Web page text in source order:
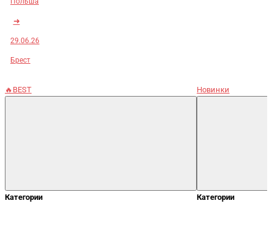
➜
29.06.26
Брест
🔥BEST
Категории
Новинки
Категории